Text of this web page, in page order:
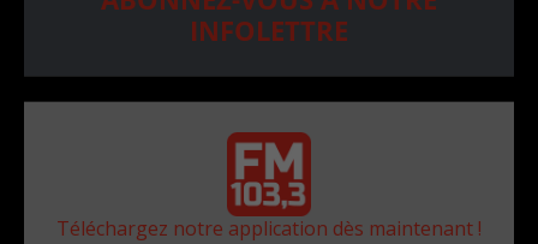
INFOLETTRE
Téléchargez notre application dès maintenant !